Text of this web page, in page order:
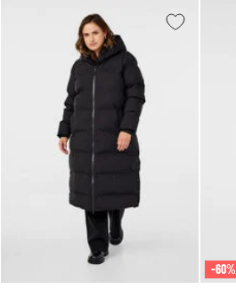
-60%